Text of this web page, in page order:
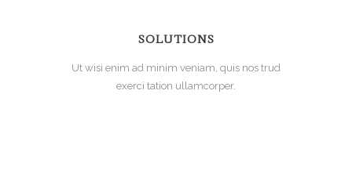
SOLUTIONS
Ut wisi enim ad minim veniam, quis nos trud
exerci tation ullamcorper.